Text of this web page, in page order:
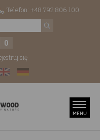
Telefon: +48 792 806 100
0
się